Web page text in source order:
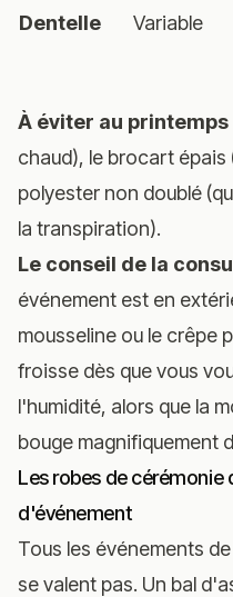
Dentelle Variable
À éviter au printemps
chaud), le brocart
polyester non doublé
la transpiration).
Le conseil de la
événement est en
mousseline ou le crêpe
froisse dès que vous
l'humidité, alors que la
bouge magnifiquement
Les robes de cérémonie
d'événement
Tous les événements
se valent pas. Un bal